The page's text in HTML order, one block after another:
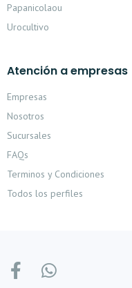
Papanicolaou
Urocultivo
Atención a empresas
Empresas
Nosotros
Sucursales
FAQs
Terminos y Condiciones
Todos los perfiles